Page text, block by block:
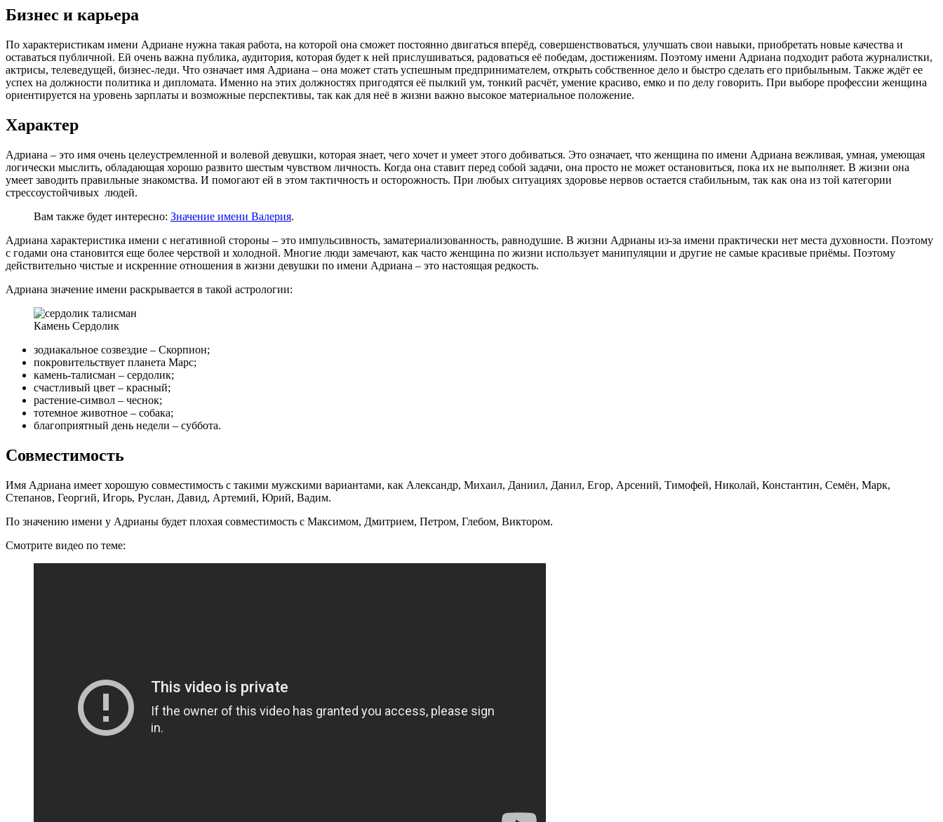
Бизнес и карьера
По характеристикам имени Адриане нужна такая работа, на которой она сможет постоянно двигаться вперёд, совершенствоваться, улучшать свои навыки, приобретать новые качества и
оставаться публичной. Ей очень важна публика, аудитория, которая будет к ней прислушиваться, радоваться её победам, достижениям. Поэтому имени Адриана подходит работа журналистки,
актрисы, телеведущей, бизнес-леди. Что означает имя Адриана – она может стать успешным предпринимателем, открыть собственное дело и быстро сделать его прибыльным. Также ждёт ее
успех на должности политика и дипломата. Именно на этих должностях пригодятся её пылкий ум, тонкий расчёт, умение красиво, емко и по делу говорить. При выборе профессии женщина
ориентируется на уровень зарплаты и возможные перспективы, так как для неё в жизни важно высокое материальное положение.
Характер
Адриана – это имя очень целеустремленной и волевой девушки, которая знает, чего хочет и умеет этого добиваться. Это означает, что женщина по имени Адриана вежливая, умная, умеющая
логически мыслить, обладающая хорошо развито шестым чувством личность. Когда она ставит перед собой задачи, она просто не может остановиться, пока их не выполняет. В жизни она
умеет заводить правильные знакомства. И помогают ей в этом тактичность и осторожность. При любых ситуациях здоровье нервов остается стабильным, так как она из той категории
стрессоустойчивых людей.
Вам также будет интересно: Значение имени Валерия.
Адриана характеристика имени с негативной стороны – это импульсивность, заматериализованность, равнодушие. В жизни Адрианы из-за имени практически нет места духовности. Поэтому
с годами она становится еще более черствой и холодной. Многие люди замечают, как часто женщина по жизни использует манипуляции и другие не самые красивые приёмы. Поэтому
действительно чистые и искренние отношения в жизни девушки по имени Адриана – это настоящая редкость.
Адриана значение имени раскрывается в такой астрологии:
Камень Сердолик
зодиакальное созвездие – Скорпион;
покровительствует планета Марс;
камень-талисман – сердолик;
счастливый цвет – красный;
растение-символ – чеснок;
тотемное животное – собака;
благоприятный день недели – суббота.
Совместимость
Имя Адриана имеет хорошую совместимость с такими мужскими вариантами, как Александр, Михаил, Даниил, Данил, Егор, Арсений, Тимофей, Николай, Константин, Семён, Марк,
Степанов, Георгий, Игорь, Руслан, Давид, Артемий, Юрий, Вадим.
По значению имени у Адрианы будет плохая совместимость с Максимом, Дмитрием, Петром, Глебом, Виктором.
Смотрите видео по теме: